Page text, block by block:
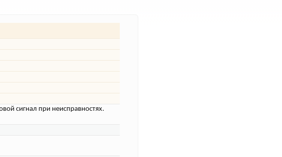
сигнал при неисправностях.